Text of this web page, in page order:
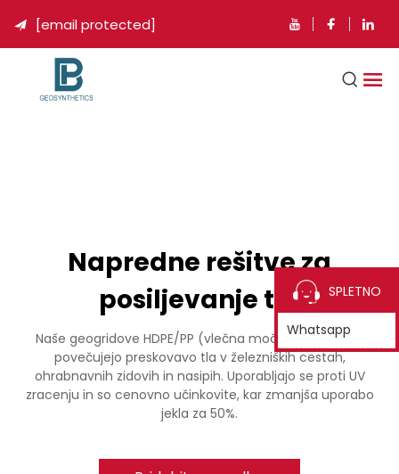
 [email protected]
Napredne rešitve za
posiljevanje tla
Naše geogridove HDPE/PP (vlečna moč do 200kN/m)
povečujejo preskovavo tla v železniških cestah,
ohrabnavnih zidovih in nasipih. Uporabljajo se proti UV
zracenju in so cenovno učinkovite, kar zmanjša uporabo
jekla za 50%.
SPLETNO
Whatsapp